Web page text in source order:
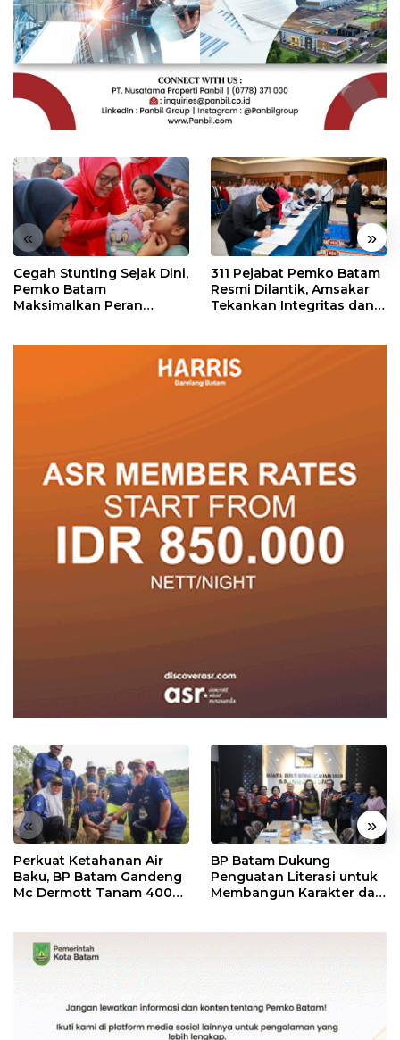
« »
Cegah Stunting Sejak Dini,
Pemko Batam
Maksimalkan Peran
311 Pejabat Pemko Batam
Resmi Dilantik, Amsakar
Tekankan Integritas dan
« »
Perkuat Ketahanan Air
Baku, BP Batam Gandeng
Mc Dermott Tanam 400
BP Batam Dukung
Penguatan Literasi untuk
Membangun Karakter dan